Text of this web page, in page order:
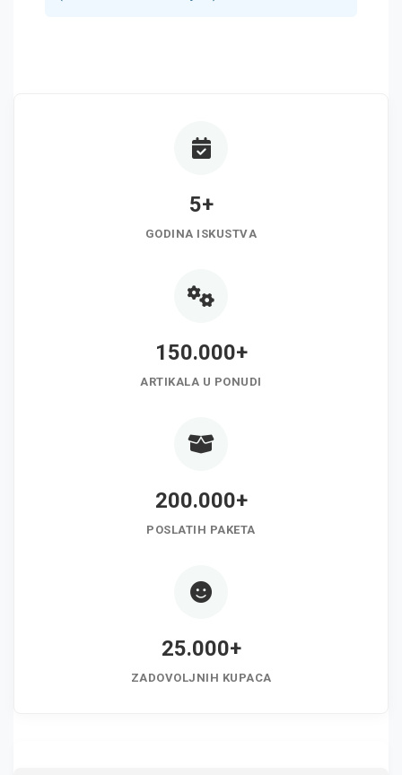
5+
GODINA ISKUSTVA
150.000+
ARTIKALA U PONUDI
200.000+
POSLATIH PAKETA
25.000+
ZADOVOLJNIH KUPACA